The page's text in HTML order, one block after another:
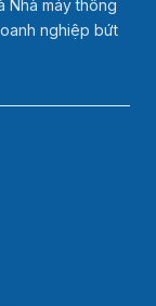
Nhà máy thông
nghiệp bứt